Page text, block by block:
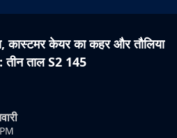
कास्टमर केयर का कहर और तौलिया
तीन ताल S2 145